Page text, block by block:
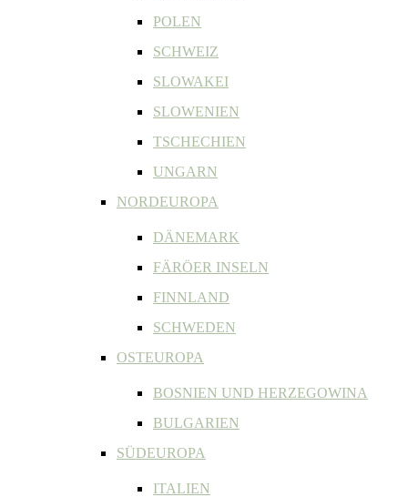
POLEN
SCHWEIZ
SLOWAKEI
SLOWENIEN
TSCHECHIEN
UNGARN
NORDEUROPA
DÄNEMARK
FÄRÖER INSELN
FINNLAND
SCHWEDEN
OSTEUROPA
BOSNIEN UND HERZEGOWINA
BULGARIEN
SÜDEUROPA
ITALIEN